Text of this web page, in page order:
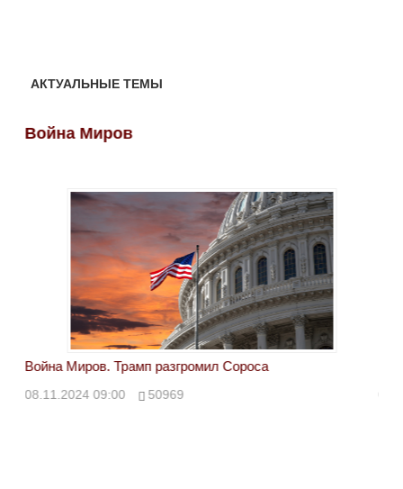
АКТУАЛЬНЫЕ ТЕМЫ
Война Миров
Война Миров. Трамп разгромил Сороса
08.11.2024 09:00 50969